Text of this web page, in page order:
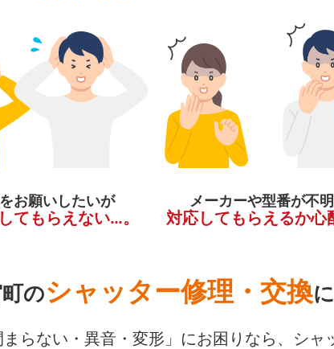
お願いしたいが
てもらえない…。
メーカーや型番が不
対応してもらえるか心
のシャッター修理・交換
らない・異音・変形」にお困りなら、シ